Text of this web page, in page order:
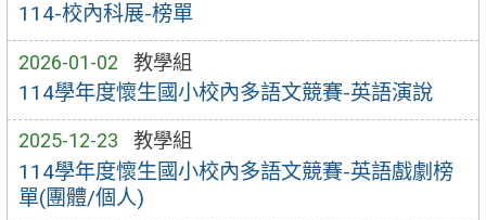
114-校內科展-榜單
2026-01-02 教學組
114學年度懷生國小校內多語文競賽-英語演說
2025-12-23 教學組
114學年度懷生國小校內多語文競賽-英語戲劇榜
單(團體/個人)